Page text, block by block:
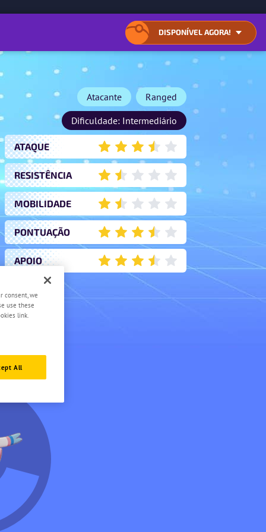
ABRIR
DOS
DOWNLOADS
DISPONÍVEIS
FECHAR
DOS
DOWNLOADS
DISPONÍVEIS
DISPONÍVEL AGORA!
Atacante
Ranged
Dificuldade: Intermediário
ATAQUE
3.5
RESISTÊNCIA
1.5
MOBILIDADE
1.5
PONTUAÇÃO
3.5
APOIO
3.5
consent, we
use these
link.
All